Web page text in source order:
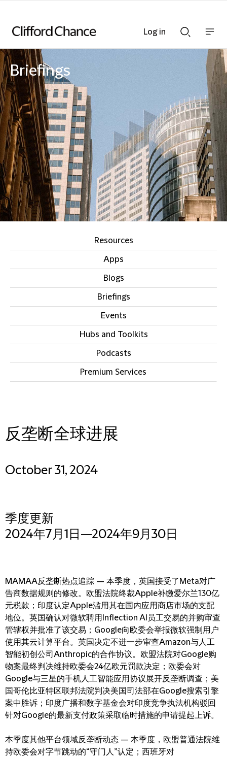
Searchnav
bar
Briefings
Resources
Apps
Blogs
Briefings
Events
Hubs and Toolkits
Podcasts
Premium Services
反垄断全球进展
October 31, 2024
季度更新
2024年7月1日—2024年9月30日
MAMAA反垄断热点追踪 — 本季度，英国接受了Meta对广
告商数据规则的修改。欧盟法院终裁Apple补缴爱尔兰130亿
元税款；印度认定Apple滥用其在国内应用商店市场的支配
地位。英国确认对微软聘用Inflection AI员工交易的并购审查
管辖权并批准了该交易；Google向欧委会举报微软强制用户
使用其云计算平台。英国决定不进一步审查Amazon与人工
智能初创公司Anthropic的合作协议。欧盟法院对Google购
物案最终判决维持欧委会24亿欧元罚款决定；欧委会对
Google与三星的手机人工智能应用协议展开反垄断调查；美
国哥伦比亚特区联邦法院判决美国司法部在Google搜索引擎
案中胜诉；印度广播和数字基金会对印度竞争执法机构驳回
针对Google的最新支付政策采取临时措施的申请提起上诉。
本季度其他平台领域反垄断动态 — 本季度，欧盟普通法院维
持欧委会对字节跳动的“守门人”认定；西班牙对
Log in